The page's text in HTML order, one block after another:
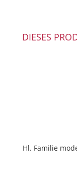
DIESES
Hl. Familie